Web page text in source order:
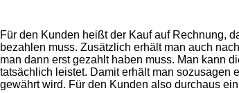
Für den Kunden heißt der Kauf auf Rechnung,
bezahlen muss. Zusätzlich erhält man auch
man dann erst gezahlt haben muss. Man kann
tatsächlich leistet. Damit erhält man sozusagen
gewährt wird. Für den Kunden also durchaus